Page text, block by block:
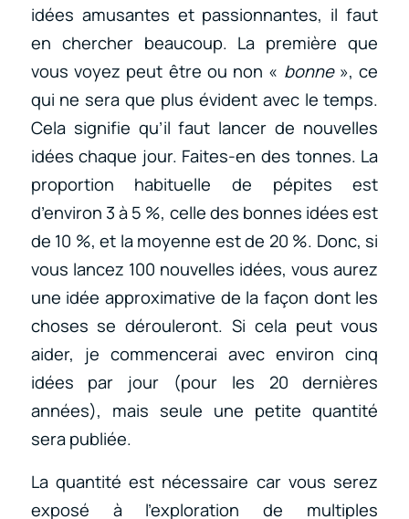
idées amusantes et passionnantes, il faut
en chercher beaucoup. La première que
vous voyez peut être ou non « bonne», ce
qui ne sera que plus évident avec le temps.
Cela signifie qu’il faut lancer de nouvelles
idées chaque jour. Faites-en des tonnes. La
proportion habituelle de pépites est
d’environ 3 à 5 %, celle des bonnes idées est
de 10 %, et la moyenne est de 20 %. Donc, si
vous lancez 100 nouvelles idées, vous aurez
une idée approximative de la façon dont les
choses se dérouleront. Si cela peut vous
aider, je commencerai avec environ cinq
idées par jour (pour les 20 dernières
années), mais seule une petite quantité
sera publiée.
La quantité est nécessaire car vous serez
exposé à l’exploration de multiples